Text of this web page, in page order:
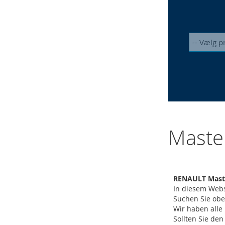
RENAULT
In diesem
Suchen Sie
Wir haben alle
Sollten Sie